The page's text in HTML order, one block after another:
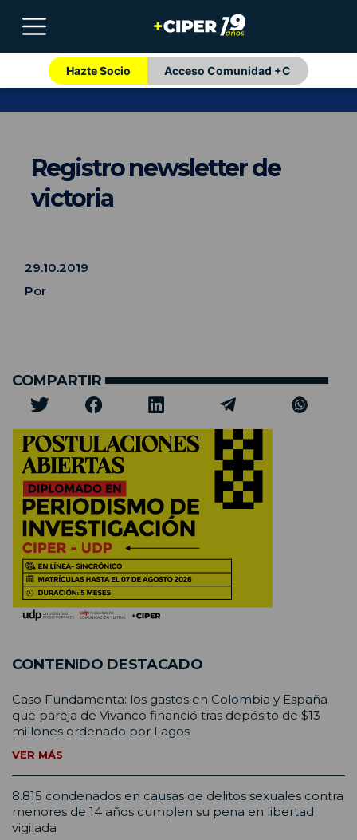
Hazte Socio Acceso Comunidad +C
Registro newsletter de
victoria
29.10.2019
Por
COMPARTIR
CONTENIDO DESTACADO
Caso Fundamenta: los gastos en Colombia y España
que pareja de Vivanco financió tras depósito de $13
millones ordenado por Lagos
VER MÁS
8.815 condenados en causas de delitos sexuales contra
menores de 14 años cumplen su pena en libertad
vigilada